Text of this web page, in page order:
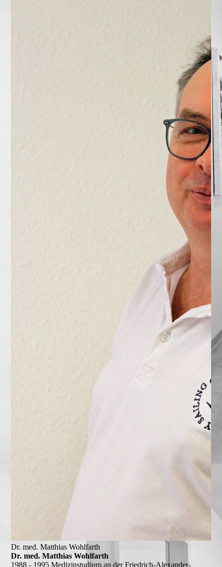
Dr. med. Matthias Wohlfarth
Dr. med. Matthias Wohlfarth
1988 - 1995Medizinstudium an der Friedrich-Alexander-